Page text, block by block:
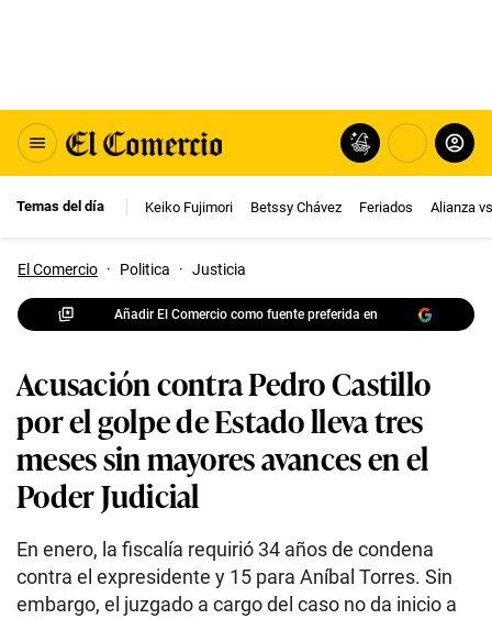
Temas del día Keiko Fujimori Betssy Chávez Feriados Alianza
El Comercio · Politica · Justicia
Añadir El Comercio como fuente preferida en
Acusación contra Pedro Castillo
por el golpe de Estado lleva tres
meses sin mayores avances en el
Poder Judicial
En enero, la fiscalía requirió 34 años de condena
contra el expresidente y 15 para Aníbal Torres. Sin
embargo, el juzgado a cargo del caso no da inicio a